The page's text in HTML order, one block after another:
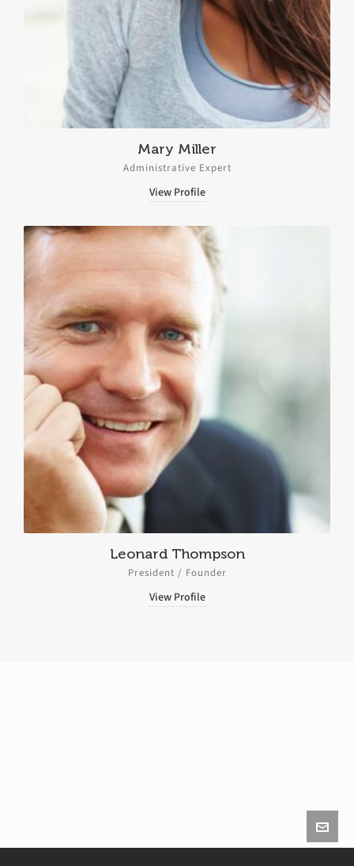
Mary Miller
Administrative Expert
View Profile
Leonard Thompson
President / Founder
View Profile